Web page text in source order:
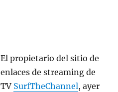
El propietario del sitio de
enlaces de streaming de
TV SurfTheChannel, ayer